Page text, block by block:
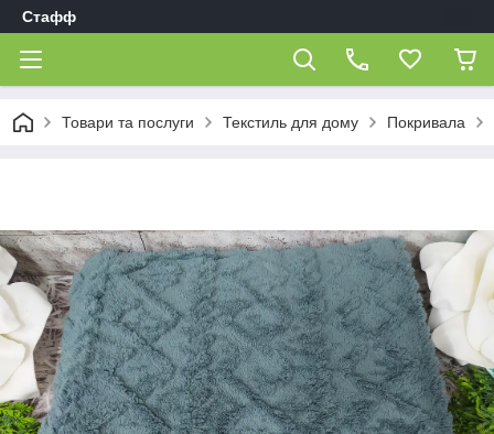
Стафф
Товари та послуги Текстиль для дому Покривала